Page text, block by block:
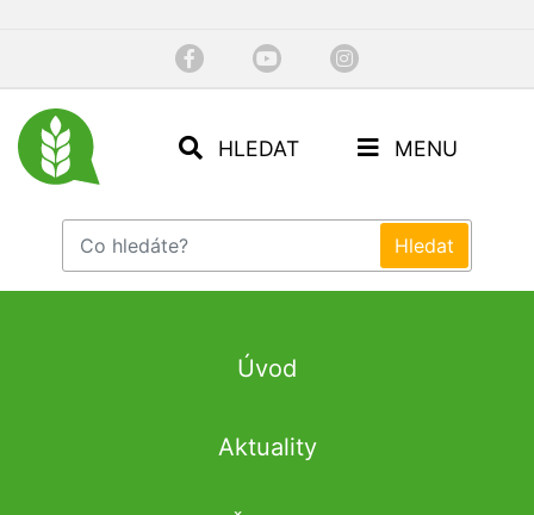
HLEDAT MENU
Úvod
Aktuality